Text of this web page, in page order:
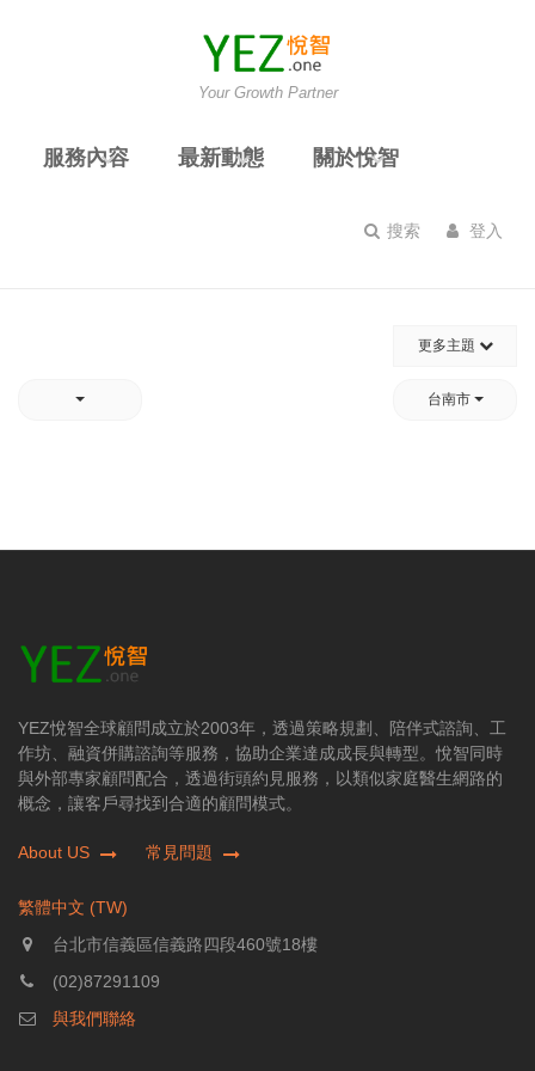
Your Growth Partner
服務內容 最新動態 關於悅智
搜索 登入
更多主題
台南市
YEZ悅智全球顧問成立於2003年，透過策略規劃、陪伴式諮詢、工
作坊、融資併購諮詢等服務，協助企業達成成長與轉型。悅智同時
與外部專家顧問配合，透過街頭約見服務，以類似家庭醫生網路的
概念，讓客戶尋找到合適的顧問模式。
About US 常見問題
繁體中文 (TW)
台北市信義區信義路四段460號18樓
(02)87291109
與我們聯絡